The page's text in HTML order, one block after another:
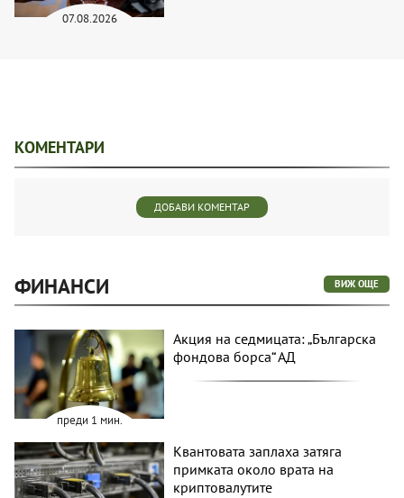
07.08.2026
КОМЕНТАРИ
ДОБАВИ КОМЕНТАР
ФИНАНСИ ВИЖ ОЩЕ
преди 1 мин.
Акция на седмицата: „Българска
фондова борса“ АД
Квантовата заплаха затяга
примката около врата на
криптовалутите